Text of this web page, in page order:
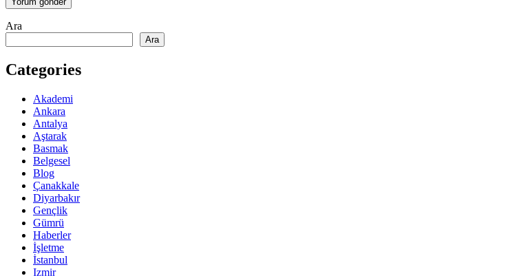
Ara
Ara
Categories
Akademi
Ankara
Antalya
Aştarak
Basmak
Belgesel
Blog
Çanakkale
Diyarbakır
Gençlik
Gümrü
Haberler
İşletme
İstanbul
Izmir